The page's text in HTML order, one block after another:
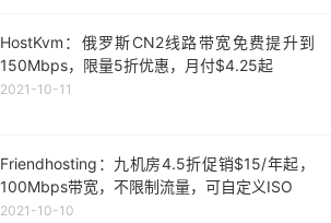
HostKvm：俄罗斯CN2线路带宽免费提升到
150Mbps，限量5折优惠，月付$4.25起
2021-10-11
Friendhosting：九机房4.5折促销$15/年起，
100Mbps带宽，不限制流量，可自定义ISO
2021-10-10